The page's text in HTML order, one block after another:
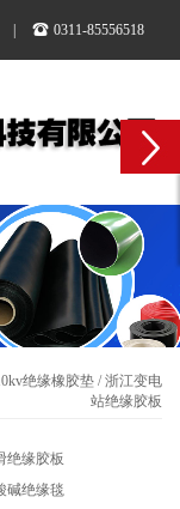
0311-85556518
绝缘橡胶垫 /浙江变电
站绝缘胶板
绝缘胶板
碱绝缘毯